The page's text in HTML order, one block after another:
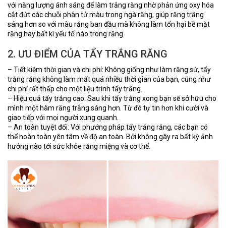
với năng lượng ánh sáng để làm trắng răng nhờ phản ứng oxy hóa
cắt đứt các chuỗi phân tử màu trong ngà răng, giúp răng trắng
sáng hơn so với màu răng ban đầu mà không làm tổn hại bề mặt
răng hay bất kì yếu tố nào trong răng.
2. ƯU ĐIỂM CỦA TẨY TRẮNG RĂNG
– Tiết kiệm thời gian và chi phí: Không giống như làm răng sứ, tẩy
trắng răng không làm mất quá nhiều thời gian của bạn, cũng như
chi phí rất thấp cho một liệu trình tẩy trắng.
– Hiệu quả tẩy trắng cao: Sau khi tẩy trắng xong bạn sẽ sở hữu cho
mình một hàm răng trắng sáng hơn. Từ đó tự tin hơn khi cười và
giao tiếp với mọi người xung quanh.
– An toàn tuyệt đối: Với phướng pháp tẩy trắng răng, các bạn có
thể hoàn toàn yên tâm về độ an toàn. Bởi không gây ra bất kỳ ảnh
hưởng nào tới sức khỏe răng miệng và cơ thể.